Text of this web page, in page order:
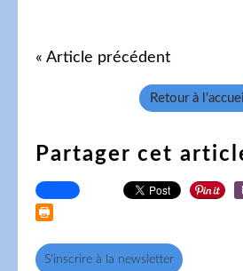
« Article précédent
Retour à l'accueil
Partager cet
S'inscrire à la newsletter